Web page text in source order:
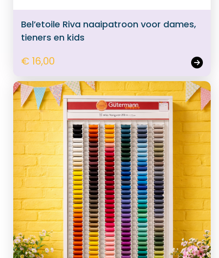
Bel’etoile Riva naaipatroon voor dames,
tieners en kids
€ 16,00